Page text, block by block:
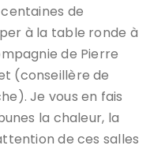
de
à la table ronde à
de Pierre
(conseillère de
Je vous en fais
la chaleur, la
de ces salles